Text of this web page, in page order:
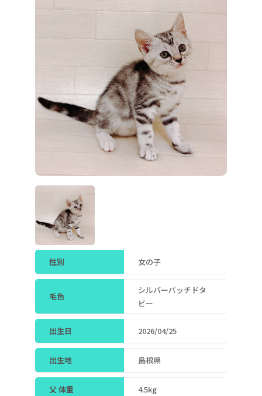
性別 女の子
毛色
シルバーパッチドタ
ビー
出生日 2026/04/25
出生地 島根県
父 体重 4.5kg